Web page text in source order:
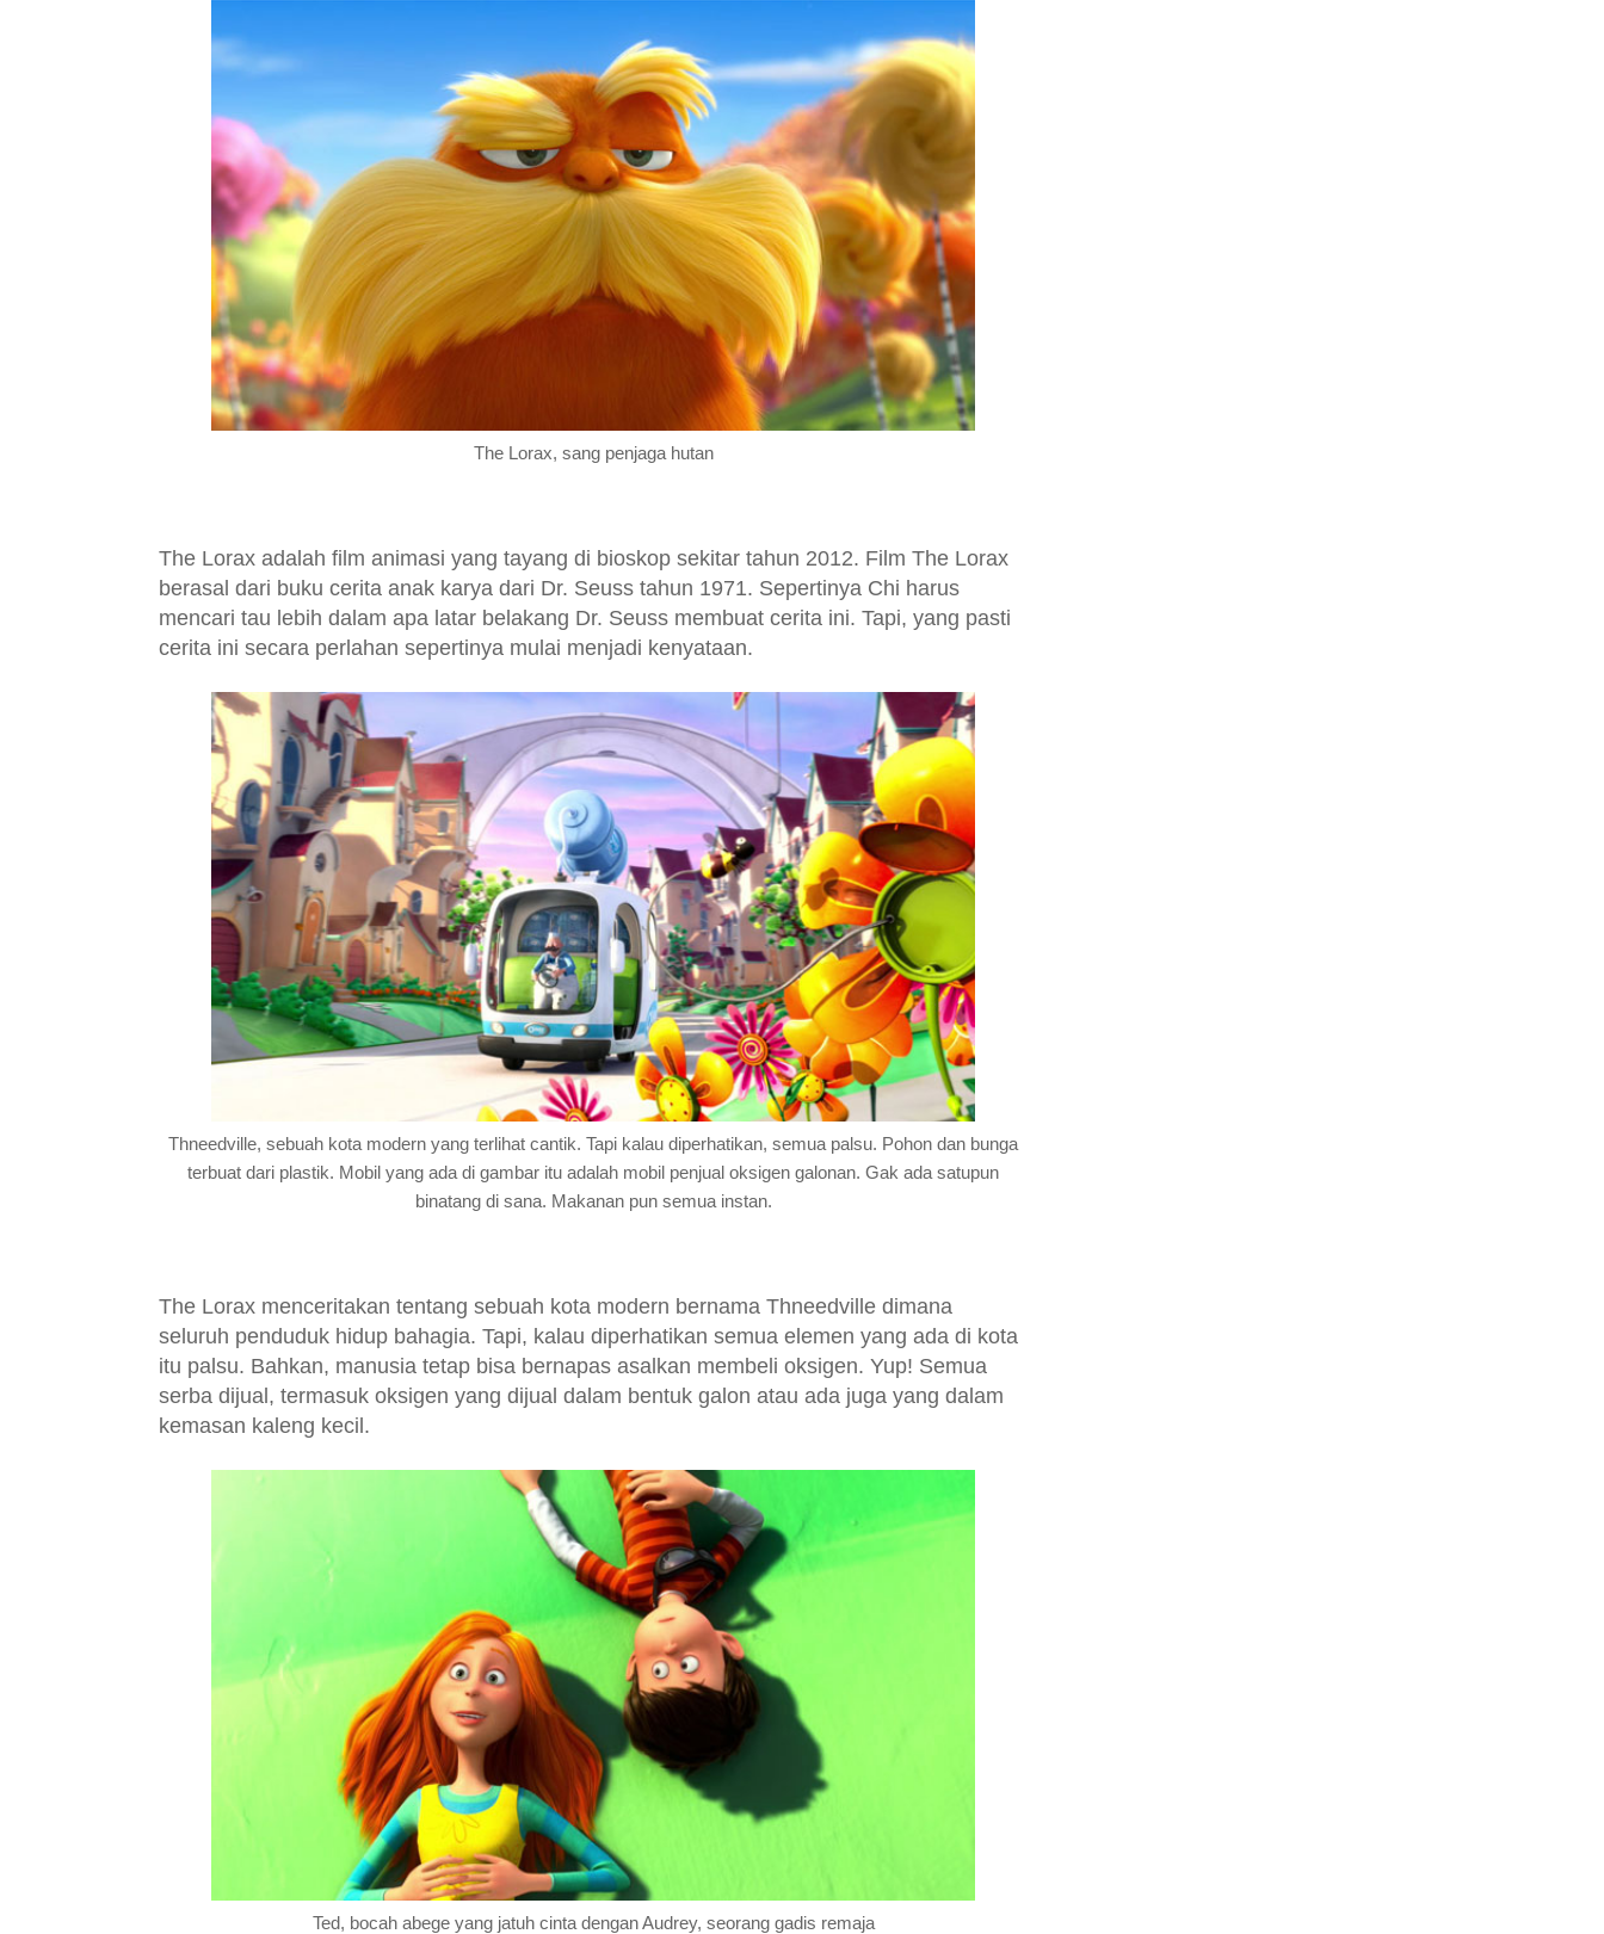
The Lorax, sang penjaga hutan
The Lorax adalah film animasi yang tayang di bioskop sekitar tahun 2012. Film The Lorax
berasal dari buku cerita anak karya dari Dr. Seuss tahun 1971. Sepertinya Chi harus
mencari tau lebih dalam apa latar belakang Dr. Seuss membuat cerita ini. Tapi, yang pasti
cerita ini secara perlahan sepertinya mulai menjadi kenyataan.
Thneedville, sebuah kota modern yang terlihat cantik. Tapi kalau diperhatikan, semua palsu. Pohon dan bunga
terbuat dari plastik. Mobil yang ada di gambar itu adalah mobil penjual oksigen galonan. Gak ada satupun
binatang di sana. Makanan pun semua instan.
The Lorax menceritakan tentang sebuah kota modern bernama Thneedville dimana
seluruh penduduk hidup bahagia. Tapi, kalau diperhatikan semua elemen yang ada di kota
itu palsu. Bahkan, manusia tetap bisa bernapas asalkan membeli oksigen. Yup! Semua
serba dijual, termasuk oksigen yang dijual dalam bentuk galon atau ada juga yang dalam
kemasan kaleng kecil.
Ted, bocah abege yang jatuh cinta dengan Audrey, seorang gadis remaja